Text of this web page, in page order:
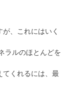
、これにはいく
ラルのほとんどを
てくれるには、最